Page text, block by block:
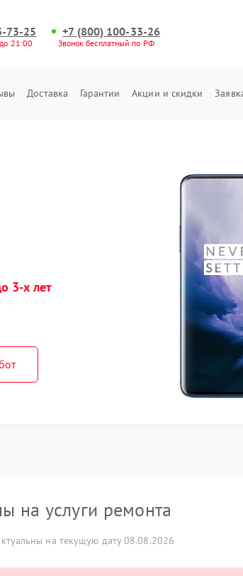
73-25
21:00
+7 (800) 100-33-26
Звонок бесплатный по РФ
Доставка Гарантии Акции и скидки
3-х лет
на услуги ремонта
на текущую дату 08.08.2026